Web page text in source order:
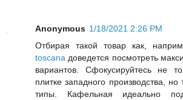
Anonymous 1/18/2021 2:26 PM
Отбирая такой товар как,
toscana доведется посмотреть
вариантов. Сфокусируйтесь не
плитке западного производства,
типы. Кафельная идеально